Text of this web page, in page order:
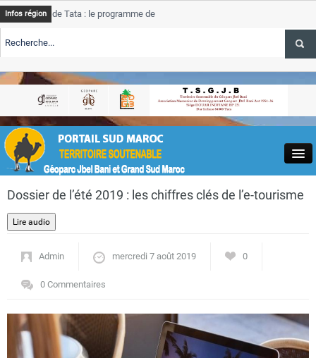
Close
Actualités
Circuits touristiques
Infos région
de Tata : le programme de rehabilitation post-inondations
TSGJB Tourisme : l’ONMT renforce l’aerien a Dakhla et
Tata
TSGJB Tourisme au Maroc : Transavia renforce les vols Paris-
Dossier de l’été 2019 : les chiffres clés de l’e-tourisme
Admin mercredi 7 août 2019 0
0 Commentaires